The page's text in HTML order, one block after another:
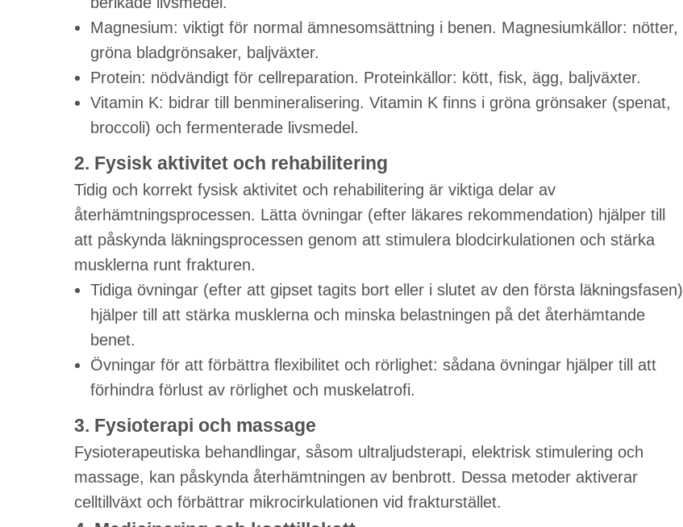
Magnesium: viktigt för normal ämnesomsättning i benen. Magnesiumkällor: nötter,
gröna bladgrönsaker, baljväxter.
Protein: nödvändigt för cellreparation. Proteinkällor: kött, fisk, ägg, baljväxter.
Vitamin K: bidrar till benmineralisering. Vitamin K finns i gröna grönsaker (spenat,
broccoli) och fermenterade livsmedel.
2. Fysisk aktivitet och rehabilitering
Tidig och korrekt fysisk aktivitet och rehabilitering är viktiga delar av
återhämtningsprocessen. Lätta övningar (efter läkares rekommendation) hjälper till
att påskynda läkningsprocessen genom att stimulera blodcirkulationen och stärka
musklerna runt frakturen.
Tidiga övningar (efter att gipset tagits bort eller i slutet av den första läkningsfasen)
hjälper till att stärka musklerna och minska belastningen på det återhämtande
benet.
Övningar för att förbättra flexibilitet och rörlighet: sådana övningar hjälper till att
förhindra förlust av rörlighet och muskelatrofi.
3. Fysioterapi och massage
Fysioterapeutiska behandlingar, såsom ultraljudsterapi, elektrisk stimulering och
massage, kan påskynda återhämtningen av benbrott. Dessa metoder aktiverar
celltillväxt och förbättrar mikrocirkulationen vid frakturstället.